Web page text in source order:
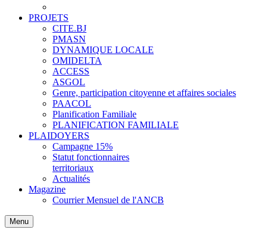
PROJETS
CITE.BJ
PMASN
DYNAMIQUE LOCALE
OMIDELTA
ACCESS
ASGOL
Genre, participation citoyenne et affaires sociales
PAACOL
Planification Familiale
PLANIFICATION FAMILIALE
PLAIDOYERS
Campagne 15%
Statut fonctionnaires
territoriaux
Actualités
Magazine
Courrier Mensuel de l'ANCB
Menu